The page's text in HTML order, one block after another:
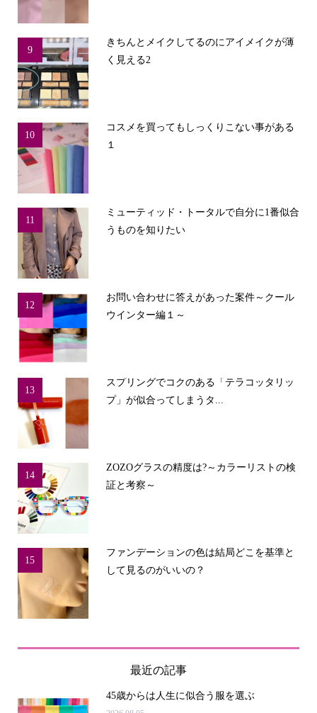
9
きちんとメイクしてるのにアイメイクが薄
く見える2
10
コスメを買ってもしっくりこない事がある
１
11
ミューティッド・トータルで自分に1番似合
うものを知りたい
12
お問い合わせに答えがあった案件～クール
ウインター編１～
13
スプリングでコクのある「テラコッタリッ
プ」が似合ってしまうタ...
14
ZOZOグラスの精度は?～カラーリストの検
証と考察～
15
ファンデーションの色は結局どこを基準と
して見るのがいいの？
最近の記事
45歳からは人生に似合う服を選ぶ